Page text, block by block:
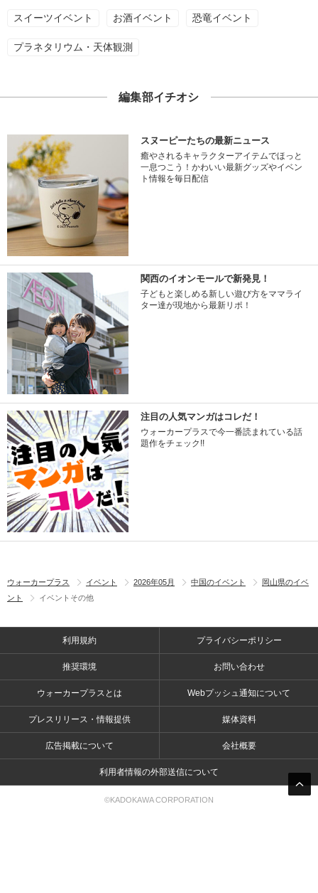
スイーツイベント お酒イベント 恐竜イベント
プラネタリウム・天体観測
編集部イチオシ
スヌーピーたちの最新ニュース
癒やされるキャラクターアイテムでほっと
一息つこう！かわいい最新グッズやイベン
ト情報を毎日配信
関西のイオンモールで新発見！
子どもと楽しめる新しい遊び方をママライ
ター達が現地から最新リポ！
注目の人気マンガはコレだ！
ウォーカープラスで今一番読まれている話
題作をチェック!!
ウォーカープラス イベント 2026年05月 中国のイベント
岡山県のイベ
ント
イベントその他
利用規約 プライバシーポリシー
推奨環境 お問い合わせ
ウォーカープラスとは Webプッシュ通知について
プレスリリース・情報提供 媒体資料
広告掲載について 会社概要
利用者情報の外部送信について
©KADOKAWA CORPORATION